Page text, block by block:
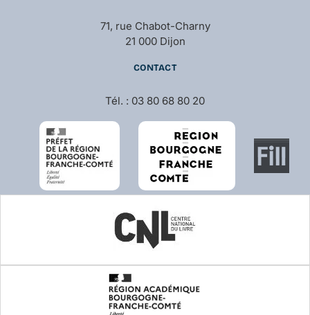
71, rue Chabot-Charny
21 000 Dijon
CONTACT
Tél. : 03 80 68 80 20